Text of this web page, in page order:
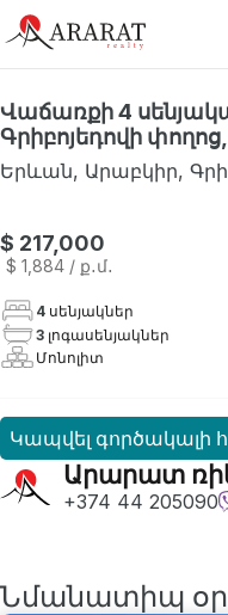
Վաճառքի 4
Գրիբոյեդովի
Երևան, Արաբկիր,
$ 217,000
$ 1,884 / ք․մ․
4 սենյակներ
3 լոգասենյակներ
Մոնոլիտ
Կապվել գործակալի
Արարատ
+374 44 205090
Նմանատիպ